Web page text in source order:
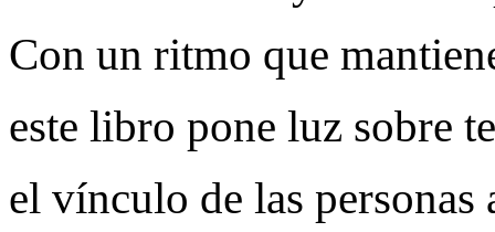
Con un ritmo que
este libro pone luz sobre
el vínculo de las personas